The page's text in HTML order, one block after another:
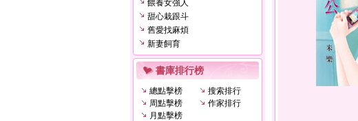
餵養女強人
甜心栽跟斗
舊愛找麻煩
新妻飼育
書庫排行榜
總點擊榜
搜索排行
周點擊榜
作家排行
月點擊榜